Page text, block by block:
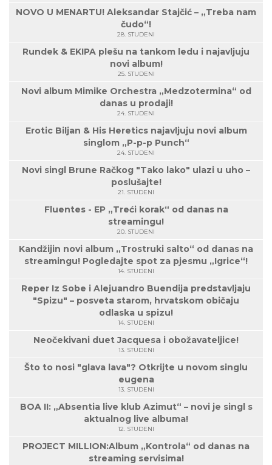
NOVO U MENARTU! Aleksandar Stajčić – „Treba nam
čudo“!
28. STUDENI
Rundek & EKIPA plešu na tankom ledu i najavljuju
novi album!
25. STUDENI
Novi album Mimike Orchestra „Medzotermina“ od
danas u prodaji!
24. STUDENI
Erotic Biljan & His Heretics najavljuju novi album
singlom „P-p-p Punch“
24. STUDENI
Novi singl Brune Račkog "Tako lako" ulazi u uho –
poslušajte!
21. STUDENI
Fluentes - EP „Treći korak“ od danas na
streamingu!
20. STUDENI
Kandžijin novi album „Trostruki salto“ od danas na
streamingu! Pogledajte spot za pjesmu „Igrice“!
14. STUDENI
Reper Iz Sobe i Alejuandro Buendija predstavljaju
"Spizu" – posveta starom, hrvatskom običaju
odlaska u spizu!
14. STUDENI
Neočekivani duet Jacquesa i obožavateljice!
13. STUDENI
Što to nosi "glava lava"? Otkrijte u novom singlu
eugena
13. STUDENI
BOA II: „Absentia live klub Azimut“ – novi je singl s
aktualnog live albuma!
12. STUDENI
PROJECT MILLION:Album „Kontrola“ od danas na
streaming servisima!